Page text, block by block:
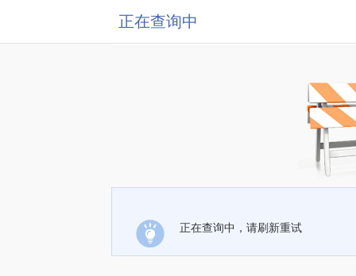
正在查询中
正在查询中，请刷新重试